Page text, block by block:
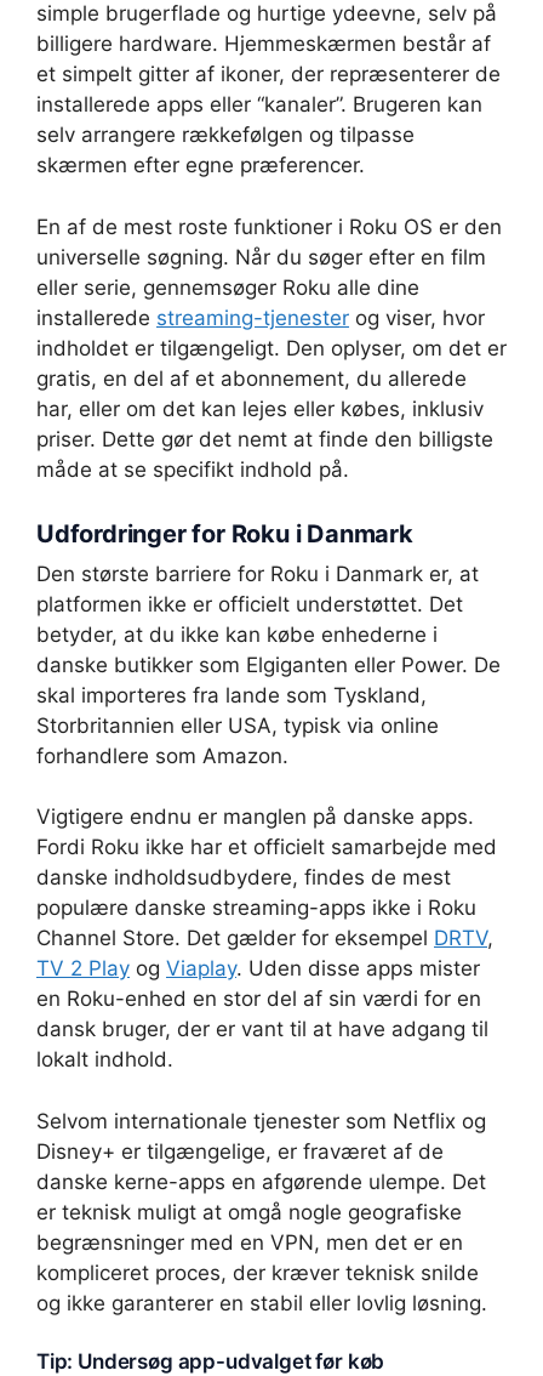
simple brugerflade og hurtige ydeevne, selv på
billigere hardware. Hjemmeskærmen består af
et simpelt gitter af ikoner, der repræsenterer de
installerede apps eller “kanaler”. Brugeren kan
selv arrangere rækkefølgen og tilpasse
skærmen efter egne præferencer.
En af de mest roste funktioner i Roku OS er den
universelle søgning. Når du søger efter en film
eller serie, gennemsøger Roku alle dine
installerede streaming-tjenester og viser, hvor
indholdet er tilgængeligt. Den oplyser, om det er
gratis, en del af et abonnement, du allerede
har, eller om det kan lejes eller købes, inklusiv
priser. Dette gør det nemt at finde den billigste
måde at se specifikt indhold på.
Udfordringer for Roku i Danmark
Den største barriere for Roku i Danmark er, at
platformen ikke er officielt understøttet. Det
betyder, at du ikke kan købe enhederne i
danske butikker som Elgiganten eller Power. De
skal importeres fra lande som Tyskland,
Storbritannien eller USA, typisk via online
forhandlere som Amazon.
Vigtigere endnu er manglen på danske apps.
Fordi Roku ikke har et officielt samarbejde med
danske indholdsudbydere, findes de mest
populære danske streaming-apps ikke i Roku
Channel Store. Det gælder for eksempel DRTV,
TV 2 Play og Viaplay. Uden disse apps mister
en Roku-enhed en stor del af sin værdi for en
dansk bruger, der er vant til at have adgang til
lokalt indhold.
Selvom internationale tjenester som Netflix og
Disney+ er tilgængelige, er fraværet af de
danske kerne-apps en afgørende ulempe. Det
er teknisk muligt at omgå nogle geografiske
begrænsninger med en VPN, men det er en
kompliceret proces, der kræver teknisk snilde
og ikke garanterer en stabil eller lovlig løsning.
Tip: Undersøg app-udvalget før køb